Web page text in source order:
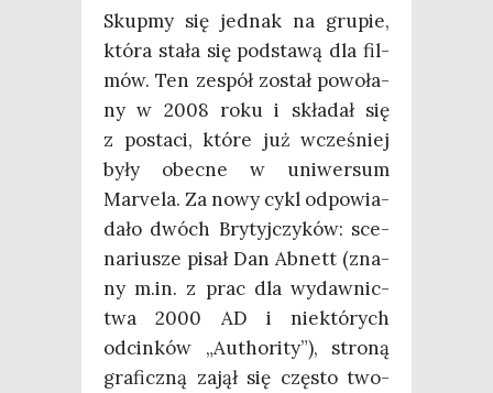
Skup­my się jed­nak na gru­pie,
któ­ra sta­ła się pod­sta­wą dla fil­
mów. Ten zespół został powo­ła­
ny w 2008 roku i skła­dał się
z posta­ci, któ­re już wcze­śniej
były obec­ne w uni­wer­sum
Marve­la. Za nowy cykl odpo­wia­
da­ło dwóch Bry­tyj­czy­ków: sce­
na­riu­sze pisał Dan Abnett (zna­
ny m.in. z prac dla wydaw­nic­
twa 2000 AD i nie­któ­rych
odcin­ków „Autho­ri­ty”), stro­ną
gra­ficz­ną zajął się czę­sto two­